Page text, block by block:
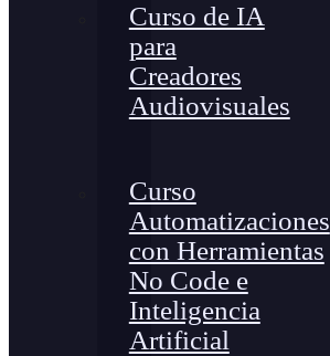
Curso de IA
para
Creadores
Audiovisuales
Curso
Automatizaciones
con Herramientas
No Code e
Inteligencia
Artificial